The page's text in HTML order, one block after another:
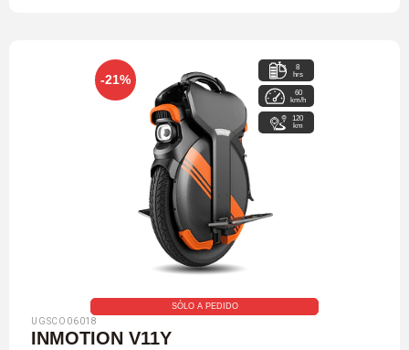
-21%
8
hrs
60
km/h
120
km
SÓLO A PEDIDO
UGSCO06018
INMOTION V11Y